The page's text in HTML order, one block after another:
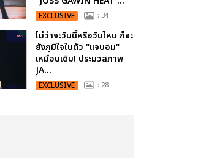
EXCLUSIVE : 34
ไม่ว่าจะวันนี้หรือวันไหน ก็จะ
ยังภูมิใจในตัว "แจบอม"
เหมือนเดิม! ประมวลภาพ
JA...
EXCLUSIVE : 28